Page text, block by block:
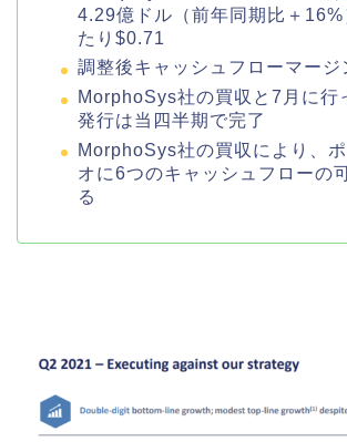
4.29億ドル（前年同期比＋
たり$0.71
調整後キャッシュフローマー
MorphoSys社の買収と7月に行
発行は当四半期で完了
MorphoSys社の買収により、
オに6つのキャッシュフローの
る